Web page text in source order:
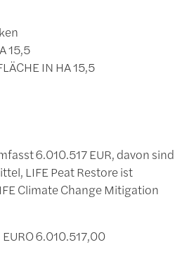
15,5
IN HA15,5
6.010.517 EUR, davon sind
LIFE Peat Restore ist
Climate Change Mitigation
6.010.517,00